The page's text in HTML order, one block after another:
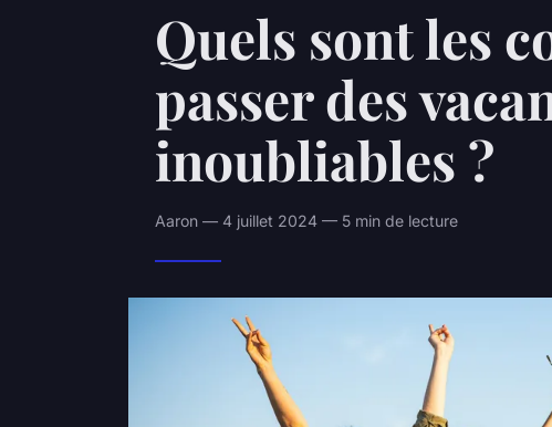
Quels sont les
passer des
inoubliables ?
Aaron — 4 juillet 2024 — 5 min de lecture